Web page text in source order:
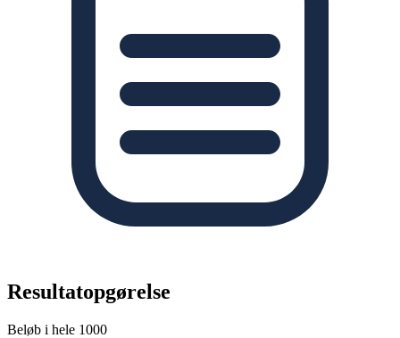
Resultatopgørelse
Beløb i hele 1000